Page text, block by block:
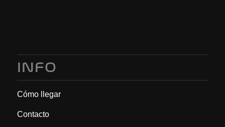
INFO
Cómo llegar
Contacto